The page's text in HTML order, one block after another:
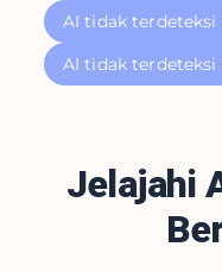
AI tidak terdeteksi
AI tidak terdeteksi
Jelajahi